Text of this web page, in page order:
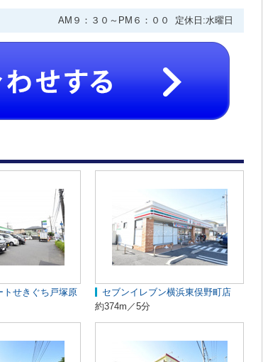
AM９：３０～PM６：００ 定休日:水曜日
トせきぐち戸塚原
セブンイレブン横浜東俣野町店
約374m／5分